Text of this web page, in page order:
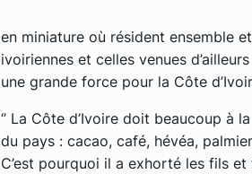
en miniature où résident ensemble
ivoiriennes et celles venues
une grande force pour la Côte
‘’ La Côte d’Ivoire doit beaucoup
du pays : cacao, café, hévéa,
C’est pourquoi il a exhorté les fils et